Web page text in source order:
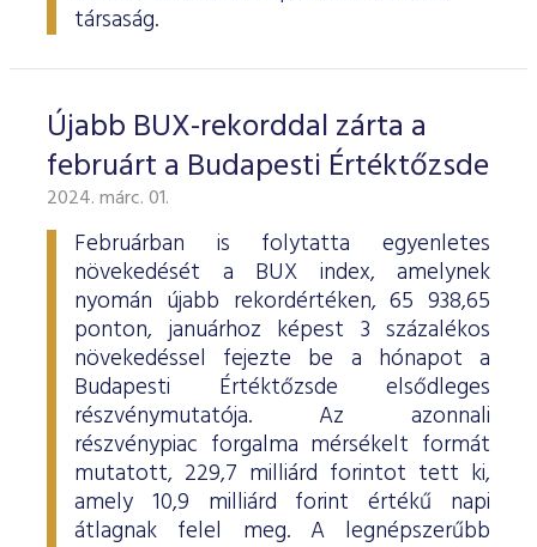
társaság.
Újabb BUX-rekorddal zárta a
februárt a Budapesti Értéktőzsde
2024. márc. 01.
Februárban is folytatta egyenletes
növekedését a BUX index, amelynek
nyomán újabb rekordértéken, 65 938,65
ponton, januárhoz képest 3 százalékos
növekedéssel fejezte be a hónapot a
Budapesti Értéktőzsde elsődleges
részvénymutatója. Az azonnali
részvénypiac forgalma mérsékelt formát
mutatott, 229,7 milliárd forintot tett ki,
amely 10,9 milliárd forint értékű napi
átlagnak felel meg. A legnépszerűbb